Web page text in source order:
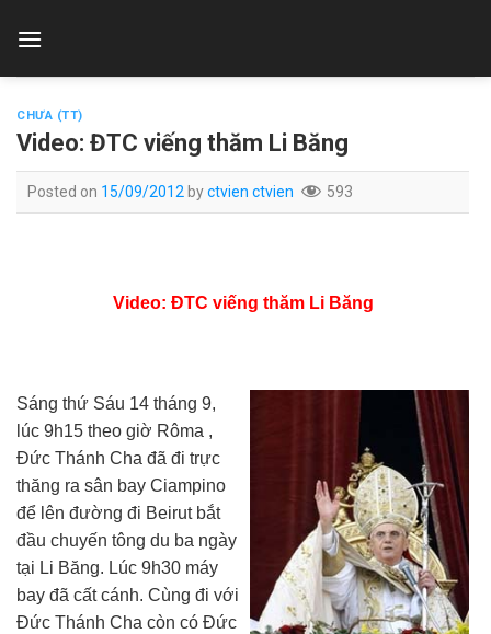
CHƯA (TT)
Video: ĐTC viếng thăm Li Băng
Posted on 15/09/2012 byctvien ctvien 593
Video: ĐTC viếng thăm Li Băng
Sáng thứ Sáu 14 tháng 9,
lúc 9h15 theo giờ Rôma ,
Đức Thánh Cha đã đi trực
thăng ra sân bay Ciampino
để lên đường đi Beirut bắt
đầu chuyến tông du ba ngày
tại Li Băng. Lúc 9h30 máy
bay đã cất cánh. Cùng đi với
Đức Thánh Cha còn có Đức